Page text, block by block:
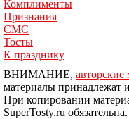
Комплименты
Признания
СМС
Тосты
К празднику
ВНИМАНИЕ, авторские
материалы принадлежат
При копировании
SuperTosty.ru обязательна.